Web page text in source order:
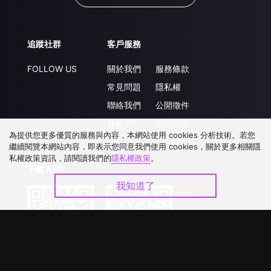
追蹤社群
FOLLOW US
客戶服務
關於我們
常見問題
聯絡我們
服務條款
隱私權
公開徵件
為提供您更多優質的服務與內容，本網站使用 cookies 分析技術。若您
繼續閱覽本網站內容，即表示您同意我們使用 cookies，關於更多相關隱
私權政策資訊，請閱讀我們的隱私權政策。
我知道了